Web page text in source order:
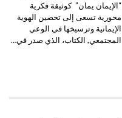
“الإيمان يمان” كوثيقة فكرية
محورية تسعى إلى تحصين الهوية
الإيمانية وترسيخها في الوعي
المجتمعي, الكتاب، الذي صدر في…